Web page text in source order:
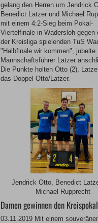
gelang den Herren um Jendrick
Benedict Latzer und Michael
mit einem 4:2-Sieg beim Pokal-
Viertelfinale in Wadersloh gegen
der Kreisliga spielenden TuS
"Halbfinale wir kommen", jubelte
Mannschaftsführer Latzer
Die Punkte holten Otto (2),
das Doppel Otto/Latzer.
Jendrick Otto, Benedict
Michael Rupprecht
Damen gewinnen den Kreispokal
03.11.2019 Mit einem